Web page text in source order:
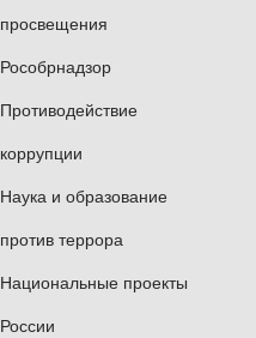
подходов
в рамках реализации
просвещения
Рособрнадзор
Противодействие
коррупции
Наука и образование
против террора
Национальные проекты
России